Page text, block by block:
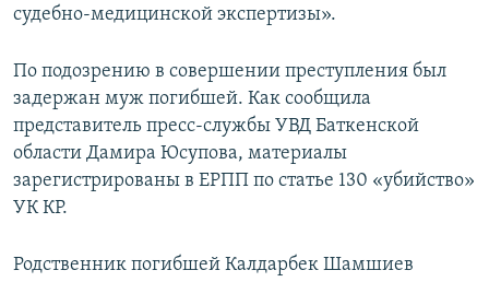
судебно-медицинской экспертизы».
По подозрению в совершении преступления был
задержан муж погибшей. Как сообщила
представитель пресс-службы УВД Баткенской
области Дамира Юсупова, материалы
зарегистрированы в ЕРПП по статье 130 «убийство»
УК КР.
Родственник погибшей Калдарбек Шамшиев